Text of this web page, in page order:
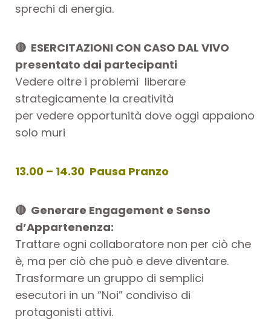
sprechi di energia.
🔴 ESERCITAZIONI CON CASO DAL VIVO
presentato dai partecipanti
Vedere oltre i problemi liberare
strategicamente la creatività
per vedere opportunità dove oggi appaiono
solo muri
13.00 – 14.30 Pausa Pranzo
🔴 Generare Engagement e Senso
d’Appartenenza:
Trattare ogni collaboratore non per ciò che
è, ma per ciò che può e deve diventare.
Trasformare un gruppo di semplici
esecutori in un “Noi” condiviso di
protagonisti attivi.